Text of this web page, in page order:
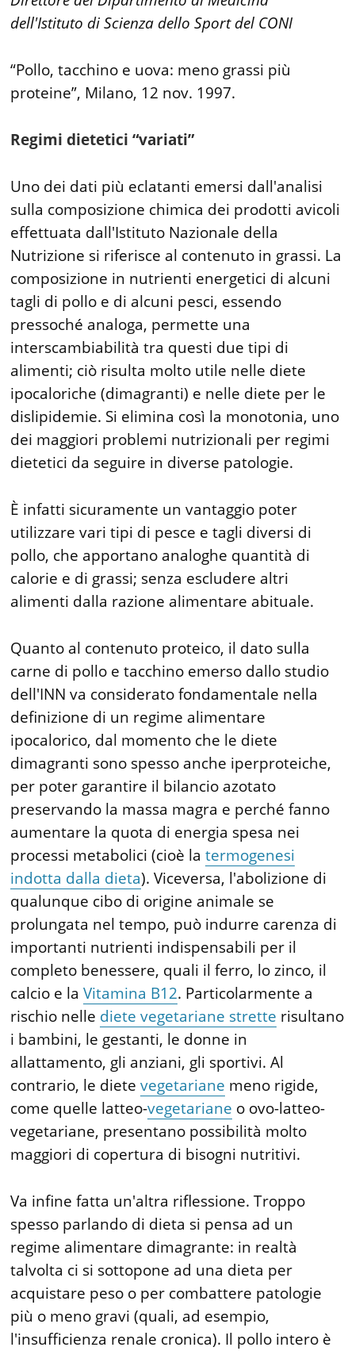
dell'Istituto di Scienza dello Sport del CONI
“Pollo, tacchino e uova: meno grassi più
proteine”, Milano, 12 nov. 1997.
Regimi dietetici “variati”
Uno dei dati più eclatanti emersi dall'analisi
sulla composizione chimica dei prodotti avicoli
effettuata dall'Istituto Nazionale della
Nutrizione si riferisce al contenuto in grassi. La
composizione in nutrienti energetici di alcuni
tagli di pollo e di alcuni pesci, essendo
pressoché analoga, permette una
interscambiabilità tra questi due tipi di
alimenti; ciò risulta molto utile nelle diete
ipocaloriche (dimagranti) e nelle diete per le
dislipidemie. Si elimina così la monotonia, uno
dei maggiori problemi nutrizionali per regimi
dietetici da seguire in diverse patologie.
È infatti sicuramente un vantaggio poter
utilizzare vari tipi di pesce e tagli diversi di
pollo, che apportano analoghe quantità di
calorie e di grassi; senza escludere altri
alimenti dalla razione alimentare abituale.
Quanto al contenuto proteico, il dato sulla
carne di pollo e tacchino emerso dallo studio
dell'INN va considerato fondamentale nella
definizione di un regime alimentare
ipocalorico, dal momento che le diete
dimagranti sono spesso anche iperproteiche,
per poter garantire il bilancio azotato
preservando la massa magra e perché fanno
aumentare la quota di energia spesa nei
processi metabolici (cioè latermogenesi
indotta dalla dieta). Viceversa, l'abolizione di
qualunque cibo di origine animale se
prolungata nel tempo, può indurre carenza di
importanti nutrienti indispensabili per il
completo benessere, quali il ferro, lo zinco, il
calcio e laVitamina B12. Particolarmente a
rischio nelle diete vegetariane strette risultano
i bambini, le gestanti, le donne in
allattamento, gli anziani, gli sportivi. Al
contrario, le dietevegetariane meno rigide,
come quelle latteo-vegetariane o ovo-latteo-
vegetariane, presentano possibilità molto
maggiori di copertura di bisogni nutritivi.
Va infine fatta un'altra riflessione. Troppo
spesso parlando di dieta si pensa ad un
regime alimentare dimagrante: in realtà
talvolta ci si sottopone ad una dieta per
acquistare peso o per combattere patologie
più o meno gravi (quali, ad esempio,
l'insufficienza renale cronica). Il pollo intero è